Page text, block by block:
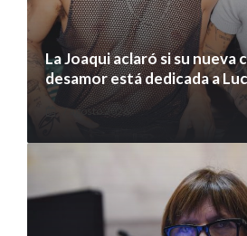
La Joaqui aclaró si su nueva
desamor está dedicada a
7 agosto 2026